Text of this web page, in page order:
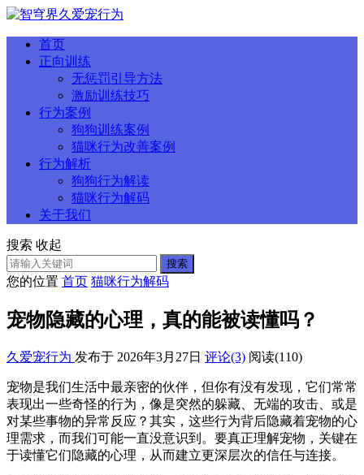
首页
正向训练
无惩罚引导方法
激励训练技巧
行为案例
狗狗训练案例
猫咪行为改善案例
行为解析
狗狗行为解读
猫咪行为解码
关于我们
搜索 收起
搜索
您的位置 首页 猫咪行为解码
宠物隐藏的心理，真的能被读懂吗？
久爱宠行为 发布于 2026年3月27日 评论(3) 阅读(110)
宠物是我们生活中最亲密的伙伴，但你有没有发现，它们常常
表现出一些奇怪的行为，像是突然的躲藏、无端的攻击、或是
对某些事物的异常反应？其实，这些行为背后隐藏着宠物的心
理需求，而我们可能一直没意识到。要真正理解宠物，关键在
于读懂它们隐藏的心理，从而建立更深层次的信任与连接。